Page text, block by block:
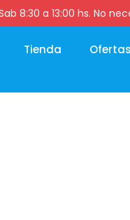
Sab 8:30 a 13:00 hs.
Tienda Ofertas